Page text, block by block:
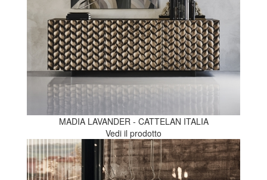
MADIA LAVANDER - CATTELAN ITALIA
Vedi il prodotto